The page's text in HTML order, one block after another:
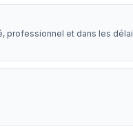
professionnel et dans les